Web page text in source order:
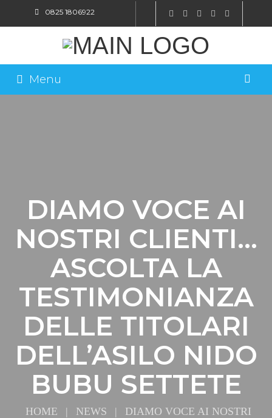
0825 1806922
Menu
DIAMO VOCE AI
NOSTRI CLIENTI…
ASCOLTA LA
TESTIMONIANZA
DELLE TITOLARI
DELL’ASILO NIDO
BUBU SETTETE
HOME | NEWS |
DIAMO VOCE AI NOSTRI